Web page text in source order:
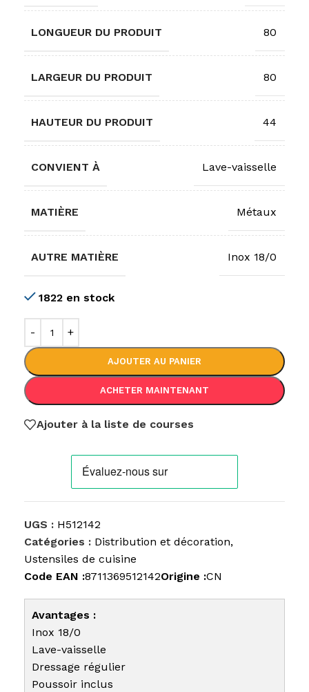
LONGUEUR DU PRODUIT 80
LARGEUR DU PRODUIT 80
HAUTEUR DU PRODUIT 44
CONVIENT À Lave-vaisselle
MATIÈRE Métaux
AUTRE MATIÈRE Inox 18/0
1822 en stock
AJOUTER AU PANIER
ACHETER MAINTENANT
Ajouter à la liste de courses
UGS : H512142
Catégories : Distribution et décoration,
Ustensiles de cuisine
Code EAN :8711369512142Origine :CN
Avantages :
Inox 18/0
Lave-vaisselle
Dressage régulier
Poussoir inclus